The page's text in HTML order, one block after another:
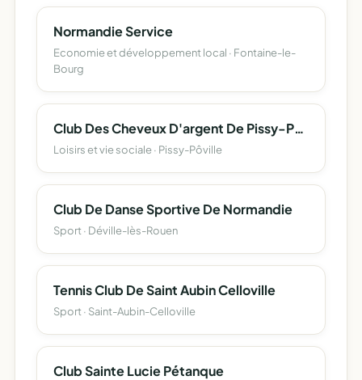
Normandie Service
Economie et développement local · Fontaine-le-
Bourg
Club Des Cheveux D'argent De Pissy-Poville
Loisirs et vie sociale · Pissy-Pôville
Club De Danse Sportive De Normandie
Sport · Déville-lès-Rouen
Tennis Club De Saint Aubin Celloville
Sport · Saint-Aubin-Celloville
Club Sainte Lucie Pétanque